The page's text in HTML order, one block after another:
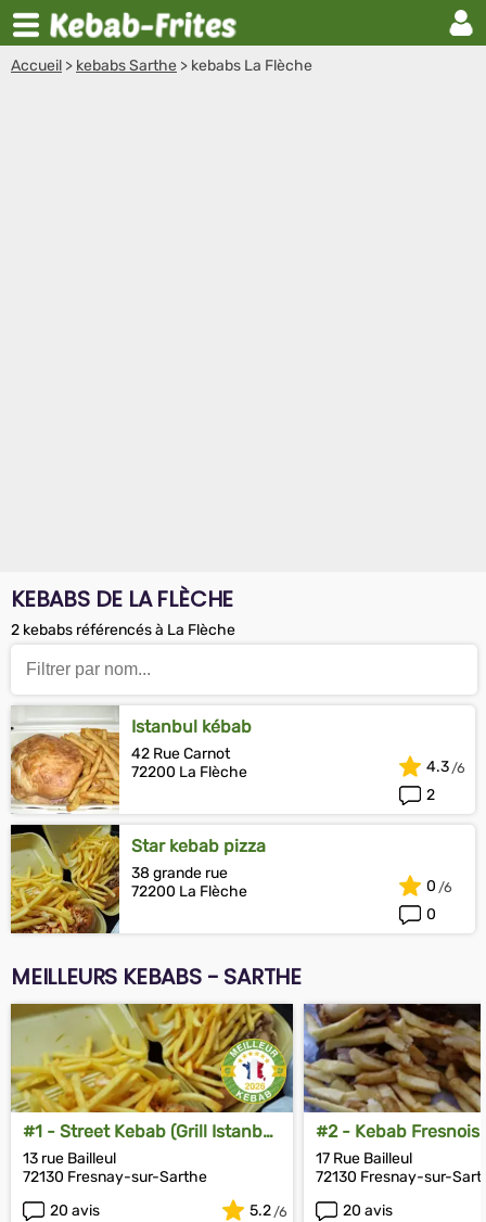
Accueil > kebabs Sarthe > kebabs La Flèche
KEBABS DE LA FLÈCHE
2 kebabs référencés à La Flèche
Istanbul kébab
42 Rue Carnot
72200 La Flèche
2
4.3
Star kebab pizza
38 grande rue
72200 La Flèche
0
0
MEILLEURS KEBABS - SARTHE
#1 - Street Kebab (Grill Istanbul
Kebab)
13 rue Bailleul
72130 Fresnay-sur-Sarthe
20 avis
5.2
#2 - Kebab Fresnois
17 Rue Bailleul
72130 Fresnay-sur-
20 avis